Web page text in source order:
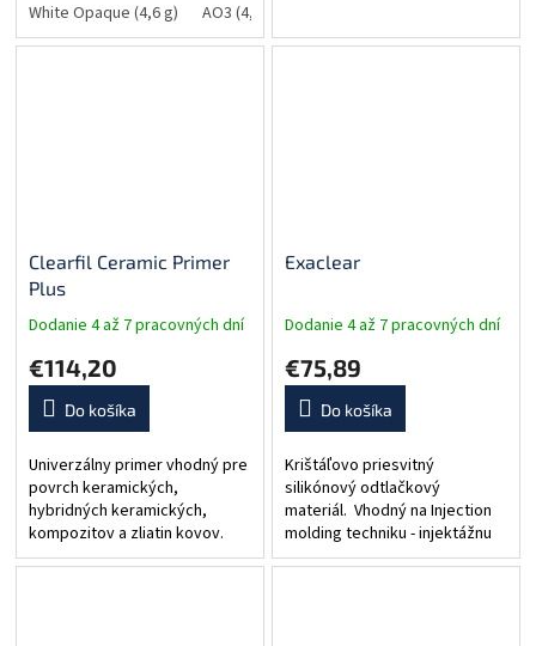
prác. Jednoduché
odstraňovanie prebytkov -
White Opaque (4,6 g) AO3 (4,6 g)
Clearfil Ceramic Primer
Plus
Dodanie 4 až 7 pracovných dní
€114,20
Do košíka
Univerzálny primer vhodný pre
povrch keramických,
hybridných keramických,
kompozitov a zliatin kovov.
Možné je ho použiť aj na ich
Exaclear
Dodanie 4 až 7 pracovných dní
€75,89
Do košíka
Krištáľovo priesvitný
silikónový odtlačkový
materiál. Vhodný na Injection
molding techniku - injektážnu
techniku rekonštrukcií zubov